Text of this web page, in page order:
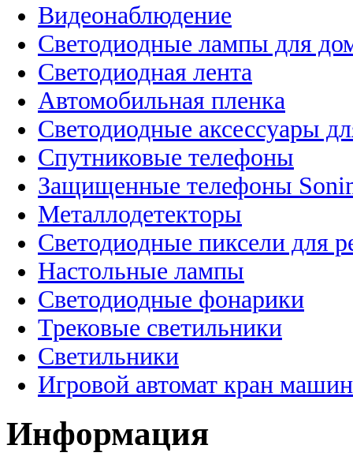
Видеонаблюдение
Светодиодные лампы для
Светодиодная лента
Автомобильная пленка
Светодиодные аксессуары
Спутниковые телефоны
Защищенные телефоны
Металлодетекторы
Светодиодные пиксели для
Настольные лампы
Светодиодные фонарики
Трековые светильники
Светильники
Игровой автомат кран
Информация